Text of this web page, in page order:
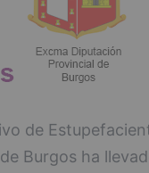
de
Burgos ha